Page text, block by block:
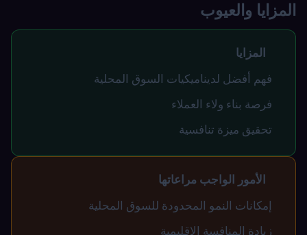
المزايا والعيوب
المزايا
فهم أفضل لديناميكيات السوق المحلية
فرصة بناء ولاء العملاء
تحقيق ميزة تنافسية
الأمور الواجب مراعاتها
إمكانات النمو المحدودة للسوق المحلية
زيادة المنافسة الإقليمية